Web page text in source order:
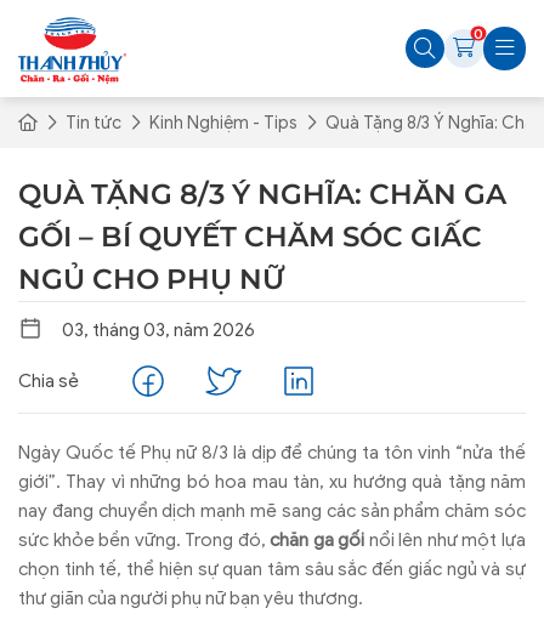
0
Tin tức Kinh Nghiệm - Tips Quà Tặng 8/3 Ý Nghĩa:
QUÀ TẶNG 8/3 Ý NGHĨA: CHĂN GA
GỐI – BÍ QUYẾT CHĂM SÓC GIẤC
NGỦ CHO PHỤ NỮ
03, tháng 03, năm 2026
Chia sẻ
Ngày Quốc tế Phụ nữ 8/3 là dịp để chúng ta tôn vinh “nửa thế
giới”. Thay vì những bó hoa mau tàn, xu hướng quà tặng năm
nay đang chuyển dịch mạnh mẽ sang các sản phẩm chăm sóc
sức khỏe bền vững. Trong đó,chăn ga gối nổi lên như một lựa
chọn tinh tế, thể hiện sự quan tâm sâu sắc đến giấc ngủ và sự
thư giãn của người phụ nữ bạn yêu thương.